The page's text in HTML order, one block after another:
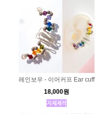
레인보우 - 이어커프 Ear cuff
18,000원